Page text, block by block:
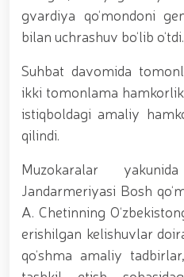
O‘zbekiston Milliy
gvardiya tizimidagi
// Navroʻz shukuhi:
“Navroʻzni ulugʻlash –
ostida bayram sayli
sertifikatlariga ega
yod etildi // Strandja
xizmatchisi Navbahor
kiritdi. // Iroda Ismoilova
medali bilan
Kuchlarida kibersport,
yo‘nalishlari
Respublika ishchi
tadbirlari doirasida
sertifikatlar
gvardiya qo‘mondoni
bilan uchrashuv bo‘lib o‘tdi.
Suhbat davomida
ikki tomonlama
istiqboldagi amaliy
qilindi.
Muzokaralar
Jandarmeriyasi Bosh
A. Chetinning
erishilgan kelishuvlar
qo‘shma amaliy